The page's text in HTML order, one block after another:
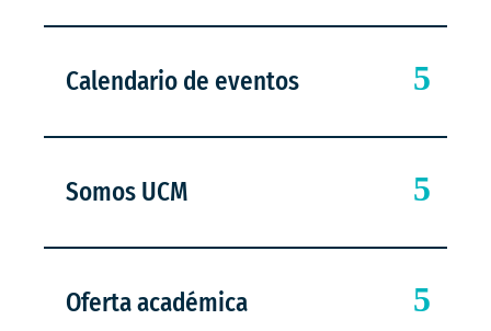
Calendario de eventos
Somos UCM
Oferta académica